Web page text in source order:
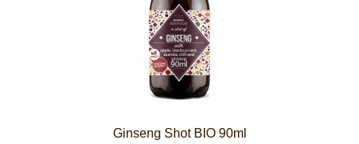
Ginseng Shot BIO 90ml